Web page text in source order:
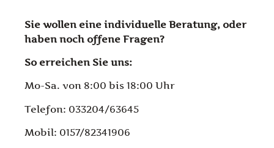
Sie wollen eine individuelle Beratung, oder
haben noch offene Fragen?
So erreichen Sie uns:
Mo-Sa. von 8:00 bis 18:00 Uhr
Telefon: 033204/63645
Mobil: 0157/82341906